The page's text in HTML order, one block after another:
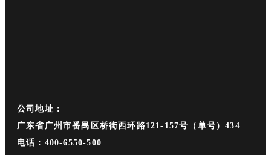
公司地址：
广东省广州市番禺区桥街西环路121-157号（单号）434
电话：400-6550-500